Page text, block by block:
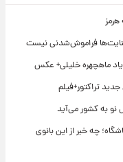
فراموش‌شدنی نیست
ماهچهره خلیلی+ عکس
تراکتور+فیلم
چه خبر از این بانوی